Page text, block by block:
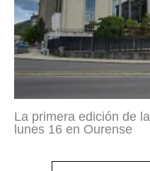
La primera edición de
lunes 16 en Ourense